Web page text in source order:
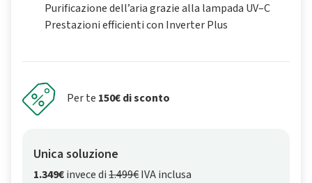
Purificazione dell’aria grazie alla lampada UV–C
Prestazioni efficienti con Inverter Plus
Per te 150€ di sconto
Unica soluzione
1.349€invece di1.499€IVA inclusa